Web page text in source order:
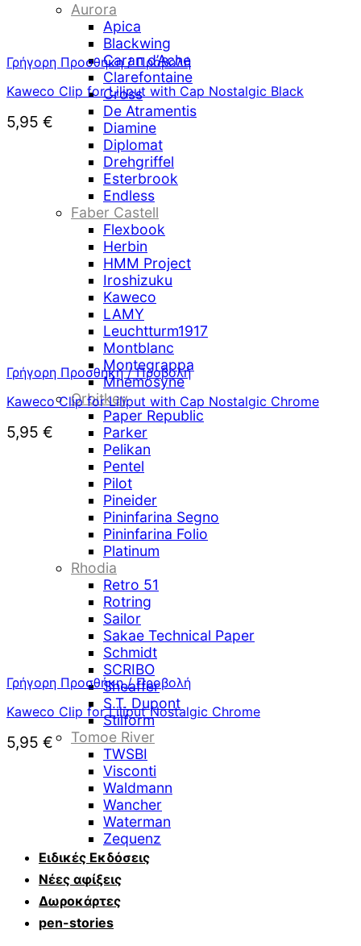
Aurora
Apica
Blackwing
Caran d’Ache
Clarefontaine
Cross
De Atramentis
Diamine
Diplomat
Drehgriffel
Esterbrook
Endless
Faber Castell
Flexbook
Herbin
HMM Project
Iroshizuku
Kaweco
LAMY
Leuchtturm1917
Montblanc
Montegrappa
Mnemosyne
Orbitkey
Paper Republic
Parker
Pelikan
Pentel
Pilot
Pineider
Pininfarina Segno
Pininfarina Folio
Platinum
Rhodia
Retro 51
Rotring
Sailor
Sakae Technical Paper
Schmidt
SCRIBO
Sheaffer
S.T. Dupont
Stilform
Tomoe River
TWSBI
Visconti
Waldmann
Wancher
Waterman
Zequenz
Ειδικές Εκδόσεις
Νέες αφίξεις
Δωροκάρτες
pen-stories
Γρήγορη Προσθήκη / Προβολή
Kaweco Clip for Liliput with Cap Nostalgic Black
5,95 €
Γρήγορη Προσθήκη / Προβολή
Kaweco Clip for Liliput with Cap Nostalgic Chrome
5,95 €
Γρήγορη Προσθήκη / Προβολή
Kaweco Clip for Liliput Nostalgic Chrome
5,95 €